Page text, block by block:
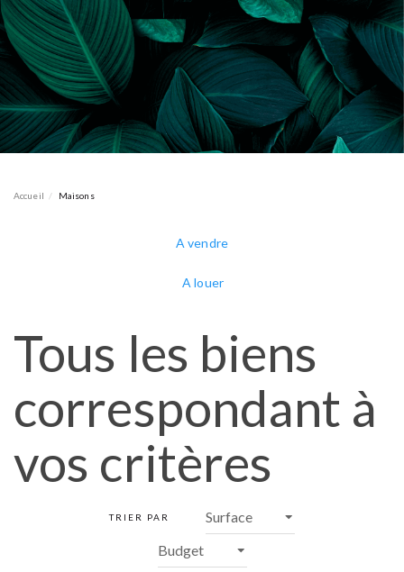
Accueil Maisons
A vendre
A louer
Tous les biens
correspondant à
vos critères
TRIER PAR